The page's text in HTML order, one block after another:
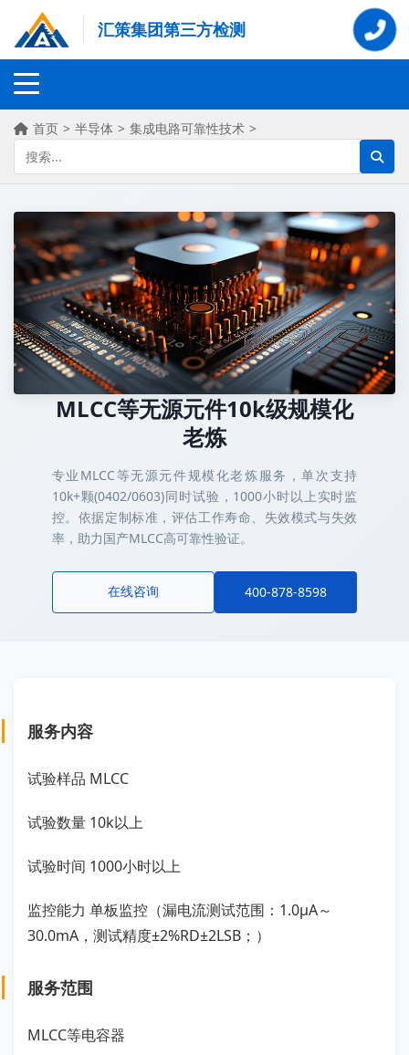
汇策集团第三方检测
首页 > 半导体 > 集成电路可靠性技术 >
MLCC等无源元件10k级规模化
老炼
专业MLCC等无源元件规模化老炼服务，单次支持
10k+颗(0402/0603)同时试验，1000小时以上实时监
控。依据定制标准，评估工作寿命、失效模式与失效
率，助力国产MLCC高可靠性验证。
在线咨询 400-878-8598
服务内容
试验样品 MLCC
试验数量 10k以上
试验时间 1000小时以上
监控能力 单板监控（漏电流测试范围：1.0μA～
30.0mA，测试精度±2%RD±2LSB；）
服务范围
MLCC等电容器